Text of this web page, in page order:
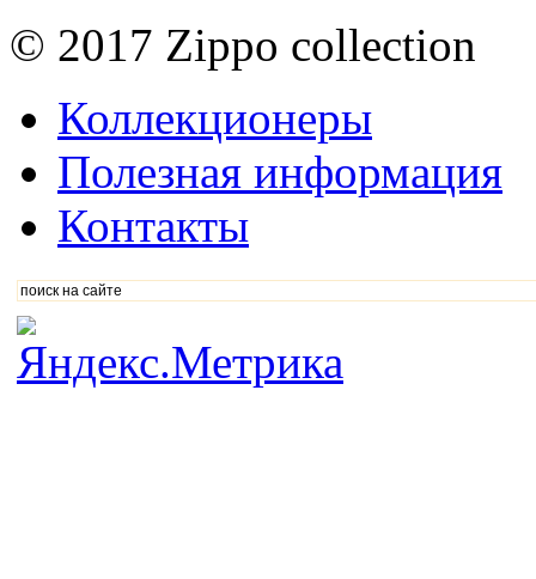
© 2017 Zippo collection
Коллекционеры
Полезная информация
Контакты